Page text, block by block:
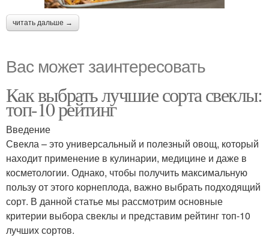
читать дальше →
Вас может заинтересовать
Как выбрать лучшие сорта свеклы:
топ-10 рейтинг
Введение
Свекла – это универсальный и полезный овощ, который
находит применение в кулинарии, медицине и даже в
косметологии. Однако, чтобы получить максимальную
пользу от этого корнеплода, важно выбрать подходящий
сорт. В данной статье мы рассмотрим основные
критерии выбора свеклы и представим рейтинг топ-10
лучших сортов.